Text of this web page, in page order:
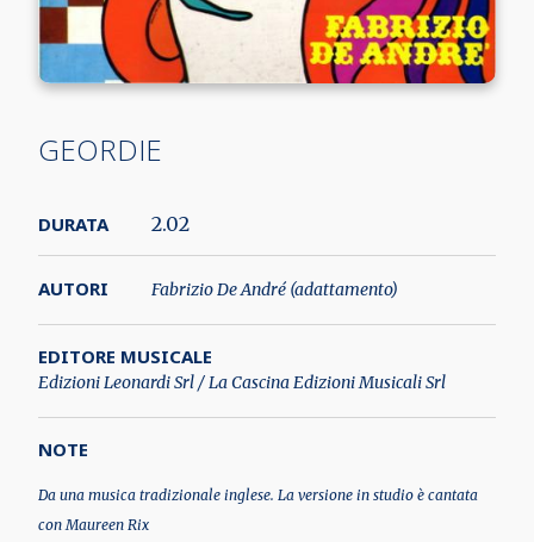
GEORDIE
DURATA 2.02
AUTORI Fabrizio De André (adattamento)
EDITORE MUSICALE
Edizioni Leonardi Srl / La Cascina Edizioni Musicali Srl
NOTE
Da una musica tradizionale inglese. La versione in studio è cantata
con Maureen Rix